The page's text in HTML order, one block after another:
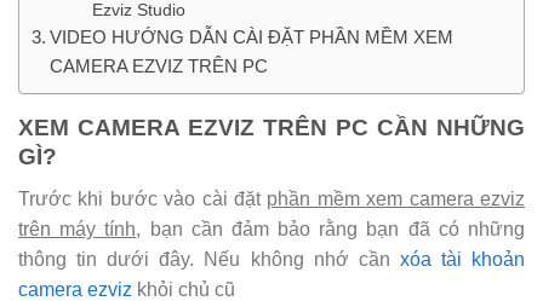
Ezviz Studio
VIDEO HƯỚNG DẪN CÀI ĐẶT PHẦN MỀM XEM
CAMERA EZVIZ TRÊN PC
XEM CAMERA EZVIZ TRÊN PC CẦN NHỮNG
GÌ?
Trước khi bước vào cài đặt phần mềm xem camera ezviz
trên máy tính, bạn cần đảm bảo rằng bạn đã có những
thông tin dưới đây. Nếu không nhớ cần xóa tài khoản
camera ezviz khỏi chủ cũ